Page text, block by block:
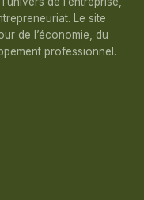
Le site
de l’économie, du
professionnel.